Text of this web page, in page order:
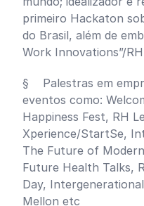
primeiro Hackaton
do Brasil, além de
Work Innovations”/
§ Palestras em
eventos como:
Happiness Fest, RH
Xperience/StartSe,
The Future of
Future Health Talks,
Day,
Mellon etc